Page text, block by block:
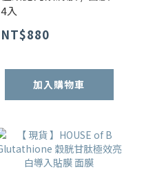
4入
NT$880
加入購物車